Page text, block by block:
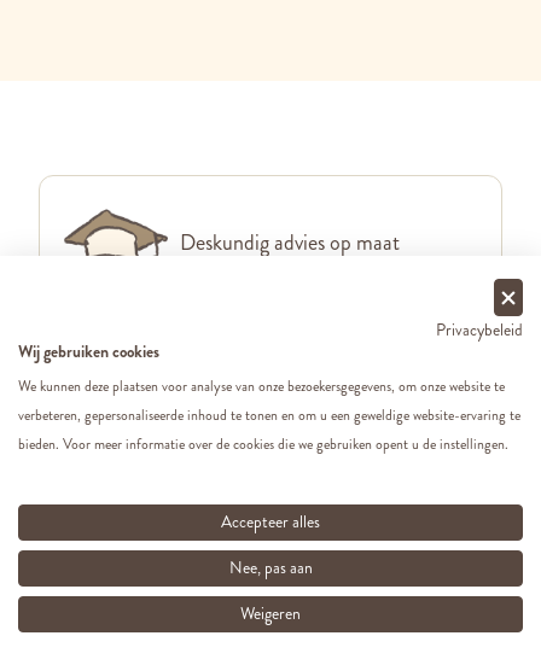
Deskundig advies op maat
Gratis verzending vanaf €49 in
België & Nederland
Voor 13.00 besteld, zelfde
werkdag verstuurd
Privacybeleid
Wij gebruiken cookies
We kunnen deze plaatsen voor analyse van onze bezoekersgegevens, om onze website te
verbeteren, gepersonaliseerde inhoud te tonen en om u een geweldige website-ervaring te
bieden. Voor meer informatie over de cookies die we gebruiken opent u de instellingen.
Accepteer alles
Nee, pas aan
Weigeren